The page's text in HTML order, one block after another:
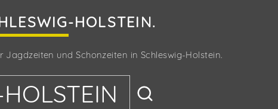
HOLSTEIN.
und Schonzeiten in Schleswig-Holstein.